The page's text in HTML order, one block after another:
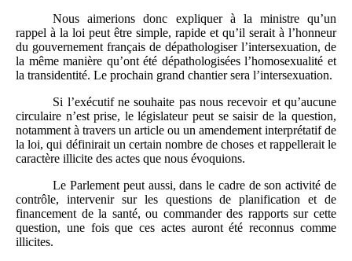
Nous aimerions donc expliquer à la ministre qu’un
rappel à la loi peut être simple, rapide et qu’il serait à l’honneur
du gouvernement français de dépathologiser l’intersexuation, de
la même manière qu’ont été dépathologisées l’homosexualité et
la transidentité. Le prochain grand chantier sera l’intersexuation.
Si l’exécutif ne souhaite pas nous recevoir et qu’aucune
circulaire n’est prise, le législateur peut se saisir de la question,
notamment à travers un article ou un amendement interprétatif de
la loi, qui définirait un certain nombre de choses et rappellerait le
caractère illicite des actes que nous évoquions.
Le Parlement peut aussi, dans le cadre de son activité de
contrôle, intervenir sur les questions de planification et de
financement de la santé, ou commander des rapports sur cette
question, une fois que ces actes auront été reconnus comme
illicites.